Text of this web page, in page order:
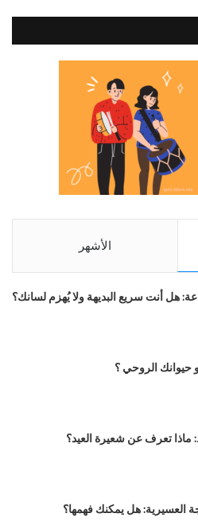
الأشهر
هل أنت سريع البديهة ولا يُهزم لسانك؟
حيوانك الروحي ؟
ماذا تعرف عن شعيرة العيد؟
العسيرية: هل يمكنك فهمها؟